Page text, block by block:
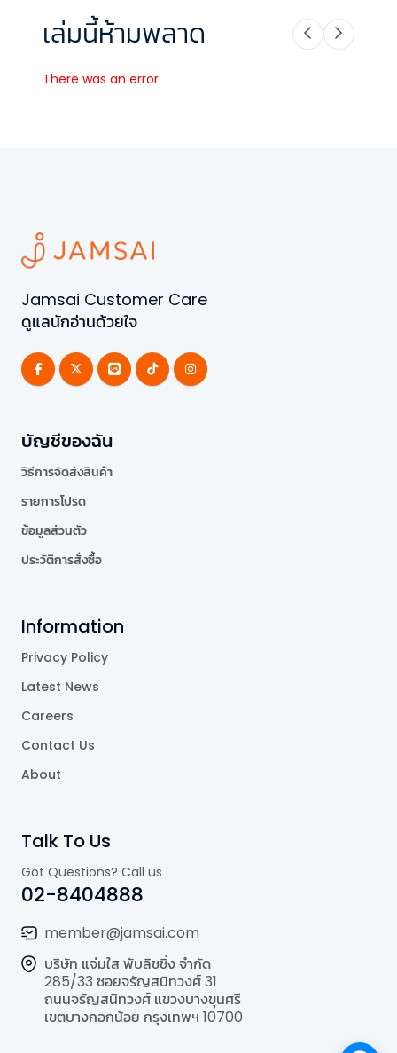
เล่มนี้ห้ามพลาด
There was an error
Jamsai Customer Care
ดูแลนักอ่านด้วยใจ
บัญชีของฉัน
วิธีการจัดส่งสินค้า
รายการโปรด
ข้อมูลส่วนตัว
ประวัติการสั่งซื้อ
Information
Privacy Policy
Latest News
Careers
Contact Us
About
Talk To Us
Got Questions? Call us
02-8404888
member@jamsai.com
บริษัท แจ่มใส พับลิชชิ่ง จำกัด
285/33 ซอยจรัญสนิทวงศ์ 31
ถนนจรัญสนิทวงศ์ แขวงบางขุนศรี
เขตบางกอกน้อย กรุงเทพฯ 10700